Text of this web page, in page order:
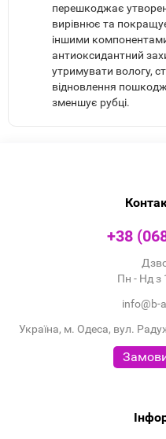
перешкоджає
вирівнює та
іншими
антиоксидантний
утримувати вологу,
відновлення
зменшує рубці.
+38
Пн - Нд з
info@b-
Україна, м. Одеса, вул.